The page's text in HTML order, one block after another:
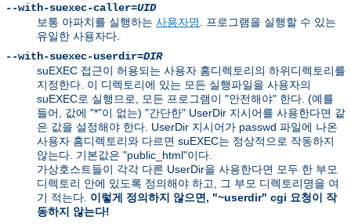
--with-suexec-caller=UID
보통 아파치를 실행하는 사용자명
. 프로그램을 실행할 수 있는
유일한 사용자다.
--with-suexec-userdir=DIR
suEXEC 접근이 허용되는 사용자 홈디렉토리의 하위디렉토리를
지정한다. 이 디렉토리에 있는 모든 실행파일을 사용자의
suEXEC로 실행므로, 모든 프로그램이 "안전해야" 한다. (예를
들어, 값에 "*"이 없는) "간단한" UserDir 지시어를 사용한다면 같
은 값을 설정해야 한다. UserDir 지시어가 passwd 파일에 나온
사용자 홈디렉토리와 다르면 suEXEC는 정상적으로 작동하지
않는다. 기본값은 "public_html"이다.
가상호스트들이 각각 다른 UserDir을 사용한다면 모두 한 부모
디렉토리 안에 있도록 정의해야 하고, 그 부모 디렉토리명을 여
기 적는다. 이렇게 정의하지 않으면, "~userdir" cgi 요청이 작
동하지 않는다!